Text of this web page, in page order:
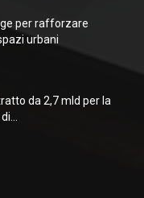
per rafforzare
urbani
da 2,7 mld per la